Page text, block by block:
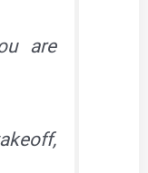
are